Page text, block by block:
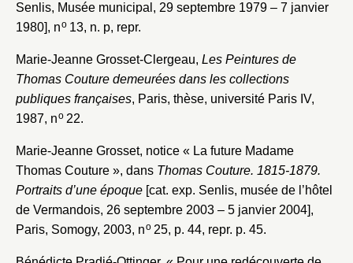
Senlis, Musée municipal, 29 septembre 1979 – 7 janvier
1980], no13, n. p, repr.
Marie-Jeanne Grosset-Clergeau, Les Peintures de
Thomas Couture demeurées dans les collections
publiques françaises, Paris, thèse, université Paris IV,
1987, no22.
Marie-Jeanne Grosset, notice « La future Madame
Thomas Couture », dans Thomas Couture. 1815-1879.
Portraits d’une époque [cat. exp. Senlis, musée de l’hôtel
de Vermandois, 26 septembre 2003 – 5 janvier 2004],
Paris, Somogy, 2003, no25, p. 44, repr. p. 45.
Valider
Nouveau dossier
Créer et ajouter
Mot de passe
Envoyer
Vous n'êtes pas encore inscrit ?
Créer un compte